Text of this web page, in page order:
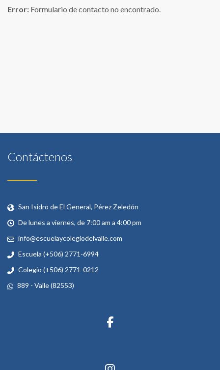
Error: Formulario de contacto no encontrado.
Contáctenos
San Isidro de El General, Pérez Zeledón
De lunes a viernes, de 7:00 am a 4:00 pm
info@escuelaycolegiodelvalle.com
Escuela (+506) 2771-6994
Colegio (+506) 2771-0212
889 - Valle (82553)